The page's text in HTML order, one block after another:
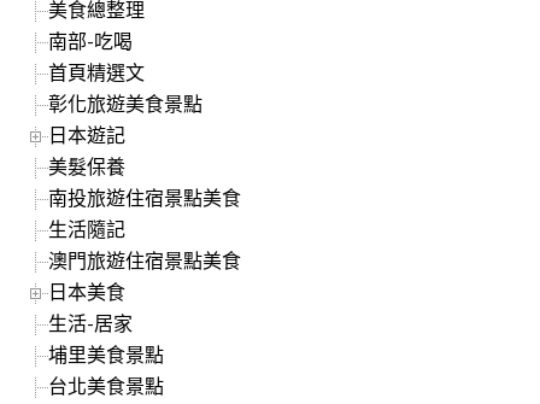
美食總整理
南部-吃喝
首頁精選文
彰化旅遊美食景點
日本遊記
美髮保養
南投旅遊住宿景點美食
生活隨記
澳門旅遊住宿景點美食
日本美食
生活-居家
埔里美食景點
台北美食景點